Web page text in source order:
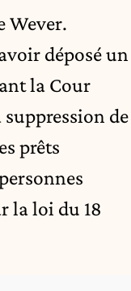
Wever.
déposé un
la Cour
de
prêts
la loi du 18